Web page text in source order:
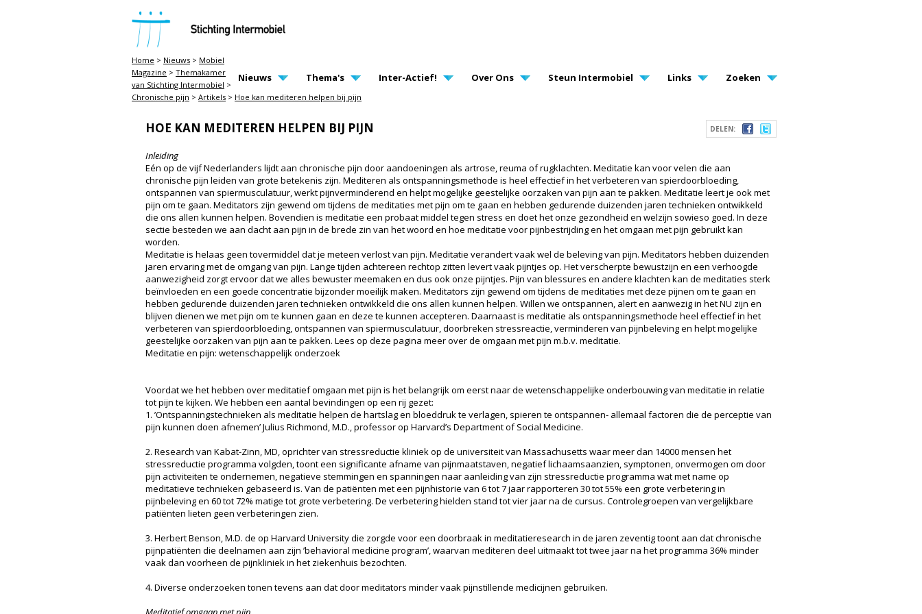
STICHTING INTERMOBIEL
MAIN PAGE NAVIGATION
Nieuws Thema's Inter-Actief! Over Ons Steun Intermobiel Links Zoeken
Home > Nieuws > Mobiel
Magazine > Themakamer
van Stichting Intermobiel >
Chronische pijn > Artikels > Hoe kan mediteren helpen bij pijn
DELEN:
HOE KAN MEDITEREN HELPEN BIJ PIJN
Inleiding
Eén op de vijf Nederlanders lijdt aan chronische pijn door aandoeningen als artrose, reuma of rugklachten. Meditatie kan voor velen die aan
chronische pijn leiden van grote betekenis zijn. Mediteren als ontspanningsmethode is heel effectief in het verbeteren van spierdoorbloeding,
ontspannen van spiermusculatuur, werkt pijnverminderend en helpt mogelijke geestelijke oorzaken van pijn aan te pakken. Meditatie leert je ook met
pijn om te gaan. Meditators zijn gewend om tijdens de meditaties met pijn om te gaan en hebben gedurende duizenden jaren technieken ontwikkeld
die ons allen kunnen helpen. Bovendien is meditatie een probaat middel tegen stress en doet het onze gezondheid en welzijn sowieso goed. In deze
sectie besteden we aan dacht aan pijn in de brede zin van het woord en hoe meditatie voor pijnbestrijding en het omgaan met pijn gebruikt kan
worden.
Meditatie is helaas geen tovermiddel dat je meteen verlost van pijn. Meditatie verandert vaak wel de beleving van pijn. Meditators hebben duizenden
jaren ervaring met de omgang van pijn. Lange tijden achtereen rechtop zitten levert vaak pijntjes op. Het verscherpte bewustzijn en een verhoogde
aanwezigheid zorgt ervoor dat we alles bewuster meemaken en dus ook onze pijntjes. Pijn van blessures en andere klachten kan de meditaties sterk
beïnvloeden en een goede concentratie bijzonder moeilijk maken. Meditators zijn gewend om tijdens de meditaties met deze pijnen om te gaan en
hebben gedurende duizenden jaren technieken ontwikkeld die ons allen kunnen helpen. Willen we ontspannen, alert en aanwezig in het NU zijn en
blijven dienen we met pijn om te kunnen gaan en deze te kunnen accepteren. Daarnaast is meditatie als ontspanningsmethode heel effectief in het
verbeteren van spierdoorbloeding, ontspannen van spiermusculatuur, doorbreken stressreactie, verminderen van pijnbeleving en helpt mogelijke
geestelijke oorzaken van pijn aan te pakken. Lees op deze pagina meer over de omgaan met pijn m.b.v. meditatie.
Meditatie en pijn: wetenschappelijk onderzoek
Voordat we het hebben over meditatief omgaan met pijn is het belangrijk om eerst naar de wetenschappelijke onderbouwing van meditatie in relatie
tot pijn te kijken. We hebben een aantal bevindingen op een rij gezet:
1. ’Ontspanningstechnieken als meditatie helpen de hartslag en bloeddruk te verlagen, spieren te ontspannen- allemaal factoren die de perceptie van
pijn kunnen doen afnemen’ Julius Richmond, M.D., professor op Harvard’s Department of Social Medicine.
2. Research van Kabat-Zinn, MD, oprichter van stressreductie kliniek op de universiteit van Massachusetts waar meer dan 14000 mensen het
stressreductie programma volgden, toont een significante afname van pijnmaatstaven, negatief lichaamsaanzien, symptonen, onvermogen om door
pijn activiteiten te ondernemen, negatieve stemmingen en spanningen naar aanleiding van zijn stressreductie programma wat met name op
meditatieve technieken gebaseerd is. Van de patiënten met een pijnhistorie van 6 tot 7 jaar rapporteren 30 tot 55% een grote verbetering in
pijnbeleving en 60 tot 72% matige tot grote verbetering. De verbetering hielden stand tot vier jaar na de cursus. Controlegroepen van vergelijkbare
patiënten lieten geen verbeteringen zien.
3. Herbert Benson, M.D. de op Harvard University die zorgde voor een doorbraak in meditatieresearch in de jaren zeventig toont aan dat chronische
pijnpatiënten die deelnamen aan zijn ’behavioral medicine program’, waarvan mediteren deel uitmaakt tot twee jaar na het programma 36% minder
vaak dan voorheen de pijnkliniek in het ziekenhuis bezochten.
4. Diverse onderzoeken tonen tevens aan dat door meditators minder vaak pijnstillende medicijnen gebruiken.